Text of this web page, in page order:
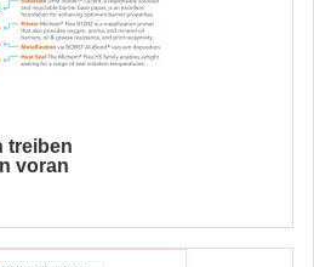
treiben
voran